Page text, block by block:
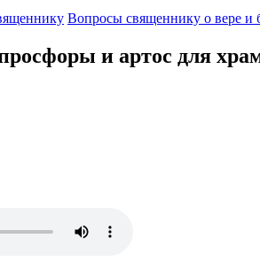
Вопросы священнику о вере и
и артос для